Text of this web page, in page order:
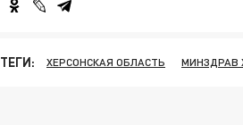
ТЕГИ: ХЕРСОНСКАЯ ОБЛАСТЬ МИНЗДРАВ